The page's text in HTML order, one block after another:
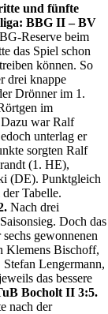
und fünfte
BBG II – BV
Reserve beim
das Spiel schon
können. So
drei knappe
Drönner im 1.
im
war Ralf
unterlag er
sorgten Ralf
(1. HE),
(DE). Punktgleich
Tabelle.
Nach drei
Doch das
gewonnenen
Klemens Bischoff,
Lengermann,
das bessere
Bocholt II 3:5.
nach der